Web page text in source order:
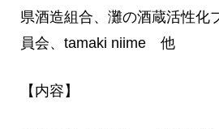
県酒造組合、灘の酒蔵活性化
員会、tamaki niime 他
【内容】